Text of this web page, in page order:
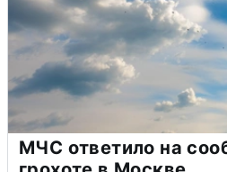
МЧС ответило на